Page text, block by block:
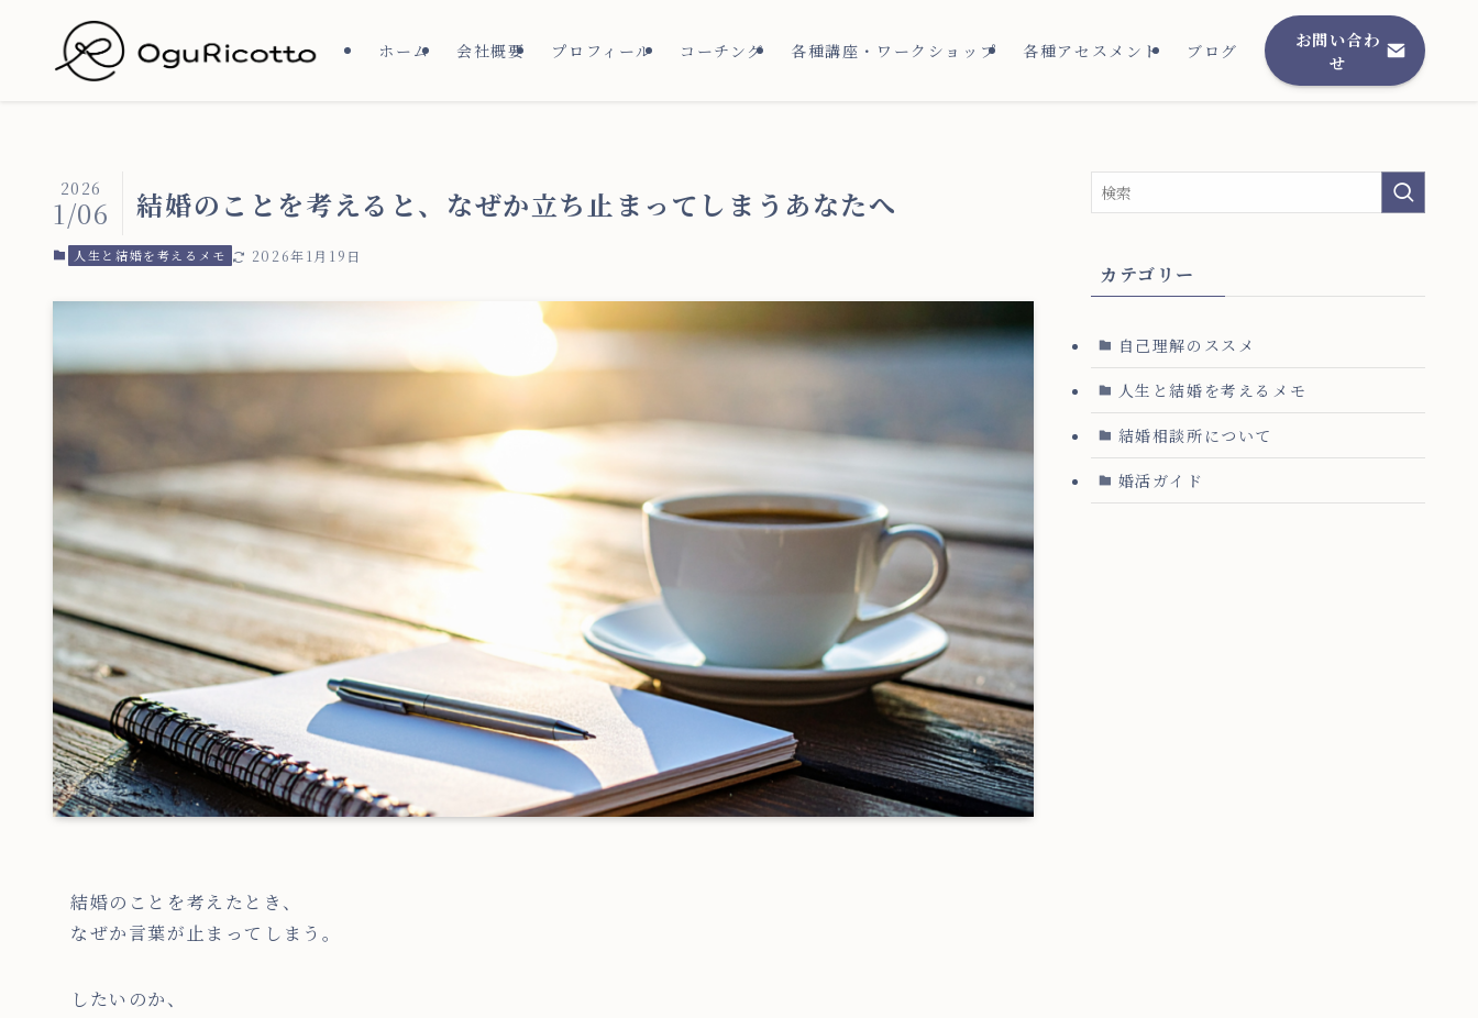
ホーム 会社概要 プロフィール コーチング 各種講座・ワークショップ 各種アセスメント ブログ
お問い合わ
せ
結婚のことを考えると、なぜか立ち止まってしまうあなたへ
2026
1/06
人生と結婚を考えるメモ 2026年1月19日
結婚のことを考えたとき、
なぜか言葉が止まってしまう。
したいのか、
カテゴリー
自己理解のススメ
人生と結婚を考えるメモ
結婚相談所について
婚活ガイド